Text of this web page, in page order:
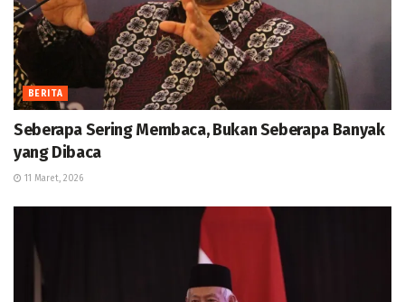
BERITA
Seberapa Sering Membaca, Bukan Seberapa Banyak
yang Dibaca
11 Maret, 2026